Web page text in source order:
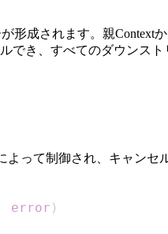
形成されます。親Context
き、すべてのダウンスト
って制御され、キャンセ
error )